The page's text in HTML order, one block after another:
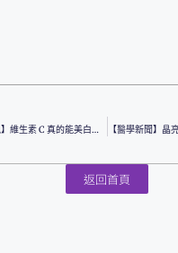
【健康資訊】維生素 C 真的能美白抗衰老嗎？
返回首頁